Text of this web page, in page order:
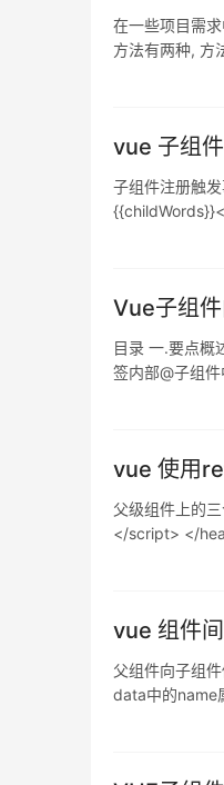
在一些项目需
方法有两种,
vue 子组
子组件注册触
Vue子组
目录 一.要点概
签内部@子组
vue 使用
父级组件上的
</script> </
vue 组件
父组件向子组
data中的name